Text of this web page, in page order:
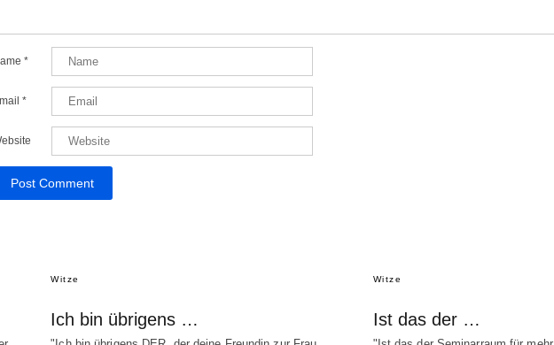
*
*
Witze
Ich bin übrigens …
Witze
Ist das der …